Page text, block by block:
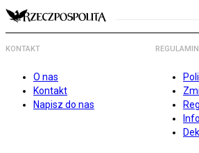
KONTAKT
O nas
Kontakt
Napisz do nas
REGULAMIN